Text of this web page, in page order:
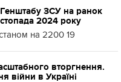
ЗСУ на ранок
2024 року
на 2200 19
вторгнення.
війни в Україні